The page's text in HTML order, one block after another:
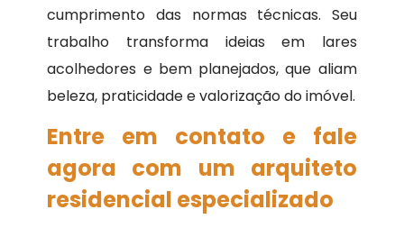
cumprimento das normas técnicas. Seu
trabalho transforma ideias em lares
acolhedores e bem planejados, que aliam
beleza, praticidade e valorização do imóvel.
Entre em contato e fale
agora com um arquiteto
residencial especializado